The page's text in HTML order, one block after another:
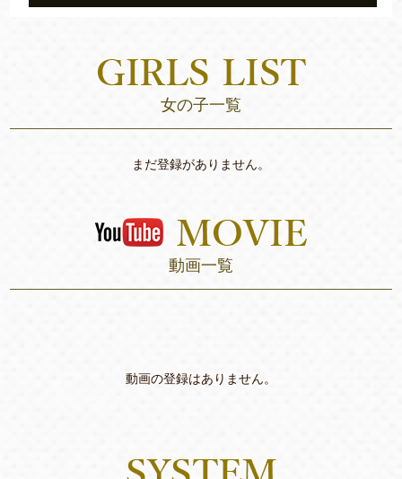
女の子一覧
まだ登録がありません。
動画一覧
動画の登録はありません。